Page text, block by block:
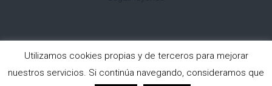
Copyright © 2026Cámara Oscura. All rights reserved.
Utilizamos cookies propias y de terceros para mejorar
nuestros servicios. Si continúa navegando, consideramos que